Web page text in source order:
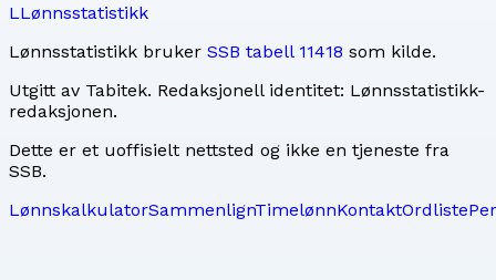
LLønnsstatistikk
Lønnsstatistikk bruker SSB tabell 11418 som kilde.
Utgitt av Tabitek. Redaksjonell identitet: Lønnsstatistikk-
redaksjonen.
Dette er et uoffisielt nettsted og ikke en tjeneste fra
SSB.
LønnskalkulatorSammenlignTimelønnKontaktOrdliste